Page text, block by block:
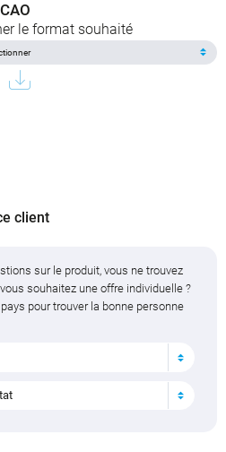
le format souhaité
client
sur le produit, vous ne trouvez
souhaitez une offre individuelle ?
pour trouver la bonne personne